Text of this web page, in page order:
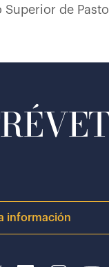
Superior de
información